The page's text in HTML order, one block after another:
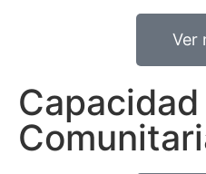
Ver
Capacidad